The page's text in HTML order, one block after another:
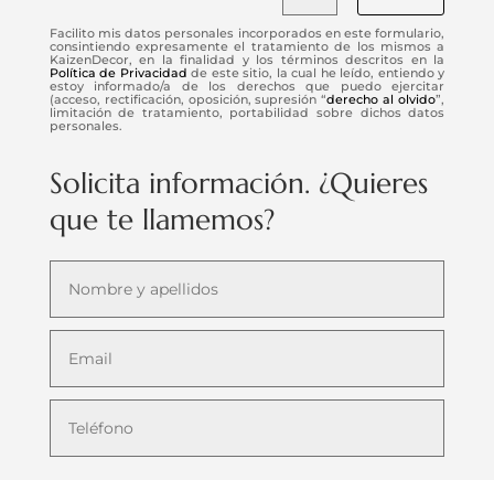
Facilito mis datos personales incorporados en este formulario,
consintiendo expresamente el tratamiento de los mismos a
KaizenDecor, en la finalidad y los términos descritos en la
Política de Privacidad de este sitio, la cual he leído, entiendo y
estoy informado/a de los derechos que puedo ejercitar
(acceso, rectificación, oposición, supresión “derecho al olvido”,
limitación de tratamiento, portabilidad sobre dichos datos
personales.
Solicita información. ¿Quieres
que te llamemos?